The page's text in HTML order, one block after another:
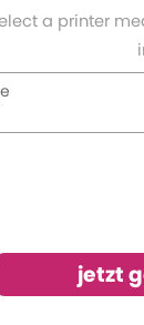
a printer